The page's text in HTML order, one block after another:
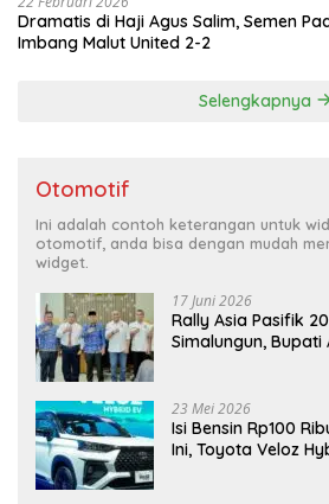
Dramatis di Haji Agus Salim, Semen
Imbang Malut United 2-2
Selengkapnya
Otomotif
Ini adalah contoh keterangan untuk
otomotif, anda bisa dengan mudah
widget.
17 Juni 2026
Rally Asia Pasifik
Simalungun,
23 Mei 2026
Isi Bensin Rp100
Ini, Toyota Veloz